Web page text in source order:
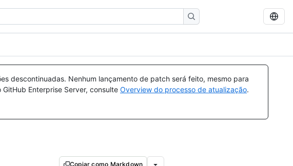
descontinuadas. Nenhum lançamento de patch será feito, mesmo para
Enterprise Server, consulte Overview do processo de atualização.
Copiar como Markdown